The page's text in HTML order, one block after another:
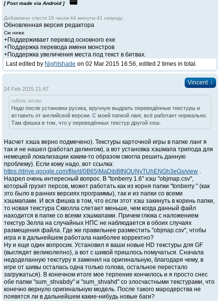
[ Post made via Android ]
Добавлено спустя 16 часов 44 минуты 41 секунду:
Обновленная версия редактора
См ниже
+Поддерживает перевод основного ехе
+Поддержка перевода имени монстров
+Поддержка увеличения места под текст в битвах.
Last edited by Nightshade on 02 Mar 2015 16:56, edited 2 times in total.
Vincent ↓
24 Feb 2015 21:47
rufoos wrote:
Надо после установки русика, вручную выдрать переведённые текстуры и
вставить от английской версии. С моей папкой ланг, всё работает нормально.
Там фишка в том, что у переведённых текстур другой хеш.
Насчет хэша верно подмечено). Текстуры карточной игры в папке ланг я
так и не нашел (работал делингом), а вот установка хэшмапа трипода для
немецкой локализации каким-то образом смогла решить данную
проблему). Если кому надо, вот ссылка:
https://drive.google.com/file/d/0B65jMaDibBtNOUNyTUhENGh3eGs/view .
Назрел очень интересный вопрос. В "tonberry 1.6" хэш "objmap.csv",
который грузит персов, может работать как из корня папки "tonberry " (как
это было в ранних версиях программы), так и из папки со всеми
хэшмапами. И вся фишка в том, что если этот хэш закинуть в корень папки,
то новая текстура Скволла слетает меньше, чем когда данный файл
находится в папке со всеми хэшмапами. Причем глюка с наложением
текстур Зелла на случайных НПС не наблюдается в обоих случаях
размещения файла. Где же правильнее разместить "objmap.csv", чтобы
игра и в дальнейшем работала наиболее корректно?
Ну и еще один вопросик. Установил я ваши новые HD текстуры для GF
(выглядят великолепно), а вот с шивой пришлось помучаться. Сначала
недоделанную текстуру я заменил на оригинальную, благодаря чему, в
игре от шивы осталась одна только голова, остальное перестало
загружаться). В конечном итоге мое терпение кончилось и я просто снес
обе папки "sum_shvabdy" и "sum_shvahd" со злосчастными текстурами, что
конечно вернуло оригинальную модель. После такого мародерства не
появятся ли в дальнейшем какие-нибудь новые баги?